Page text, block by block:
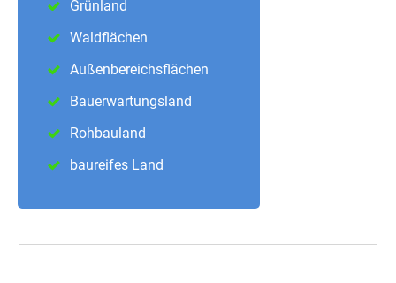
Grünland
Waldflächen
Außenbereichsflächen
Bauerwartungsland
Rohbauland
baureifes Land